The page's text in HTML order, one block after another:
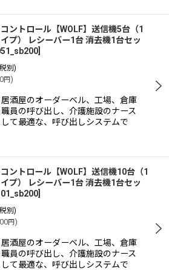
ントロール【WOLF】送信機5台（1
プ） レシーバー1台 消去機1台セッ
別)
円)
酒屋のオーダーベル、工場、倉庫
員の呼び出し、介護施設のナース
て最適な、呼び出しシステムで
ントロール【WOLF】送信機10台（1
プ） レシーバー1台 消去機1台セッ
別)
円)
酒屋のオーダーベル、工場、倉庫
員の呼び出し、介護施設のナース
て最適な、呼び出しシステムで